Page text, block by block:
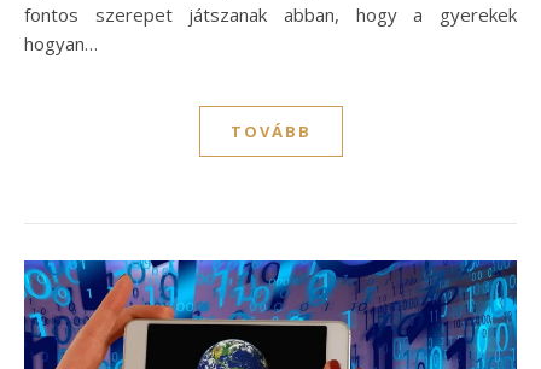
fontos szerepet játszanak abban, hogy a gyerekek
hogyan…
TOVÁBB